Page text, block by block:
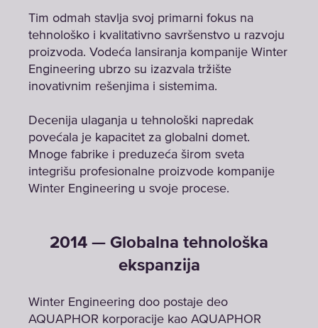
Tim odmah stavlja svoj primarni fokus na
tehnološko i kvalitativno savršenstvo u razvoju
proizvoda. Vodeća lansiranja kompanije Winter
Engineering ubrzo su izazvala tržište
inovativnim rešenjima i sistemima.
Decenija ulaganja u tehnološki napredak
povećala je kapacitet za globalni domet.
Mnoge fabrike i preduzeća širom sveta
integrišu profesionalne proizvode kompanije
Winter Engineering u svoje procese.
2014 — Globalna tehnološka
ekspanzija
Winter Engineering doo postaje deo
AQUAPHOR korporacije kao AQUAPHOR